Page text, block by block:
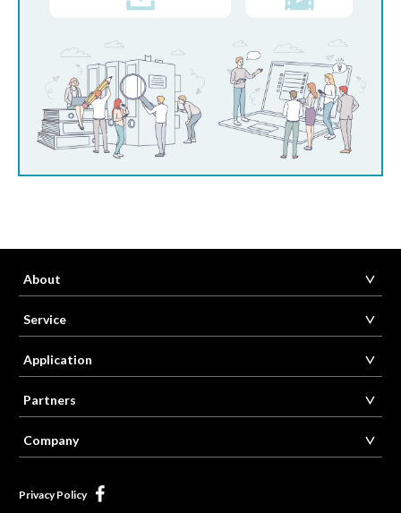
About
Service
Application
Partners
Company
Privacy Policy